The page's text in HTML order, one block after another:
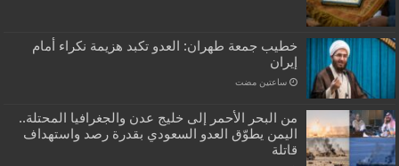
خطيب جمعة طهران: العدو تكبد هزيمة نكراء أمام
إيران
‏ساعتين مضت
من البحر الأحمر إلى خليج عدن والجغرافيا المحتلة..
اليمن يطوّق العدو السعودي بقدرة رصد واستهداف
قاتلة